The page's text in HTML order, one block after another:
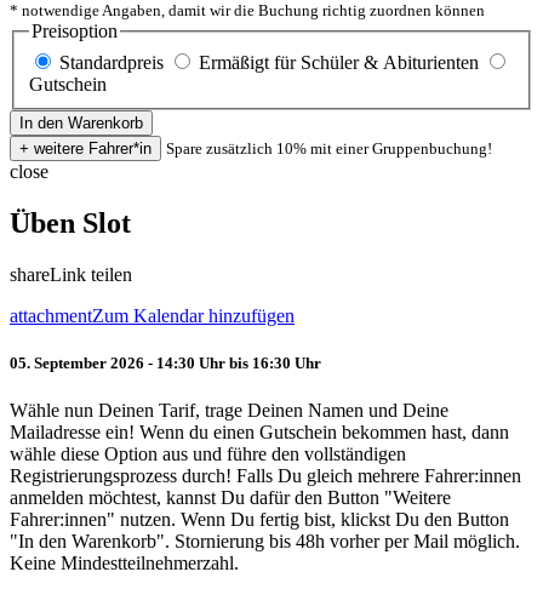
* notwendige Angaben, damit wir die Buchung richtig zuordnen können
Preisoption
Standardpreis
Ermäßigt für Schüler & Abiturienten
Gutschein
Spare zusätzlich 10% mit einer Gruppenbuchung!
close
Üben Slot
shareLink teilen
attachmentZum Kalendar hinzufügen
05. September 2026 - 14:30 Uhr bis 16:30 Uhr
Wähle nun Deinen Tarif, trage Deinen Namen und Deine
Mailadresse ein! Wenn du einen Gutschein bekommen hast, dann
wähle diese Option aus und führe den vollständigen
Registrierungsprozess durch! Falls Du gleich mehrere Fahrer:innen
anmelden möchtest, kannst Du dafür den Button "Weitere
Fahrer:innen" nutzen. Wenn Du fertig bist, klickst Du den Button
"In den Warenkorb". Stornierung bis 48h vorher per Mail möglich.
Keine Mindestteilnehmerzahl.